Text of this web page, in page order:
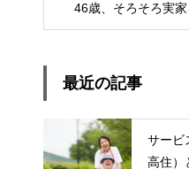
46歳、そろそろ実家
最近の記事
サービ
高住）